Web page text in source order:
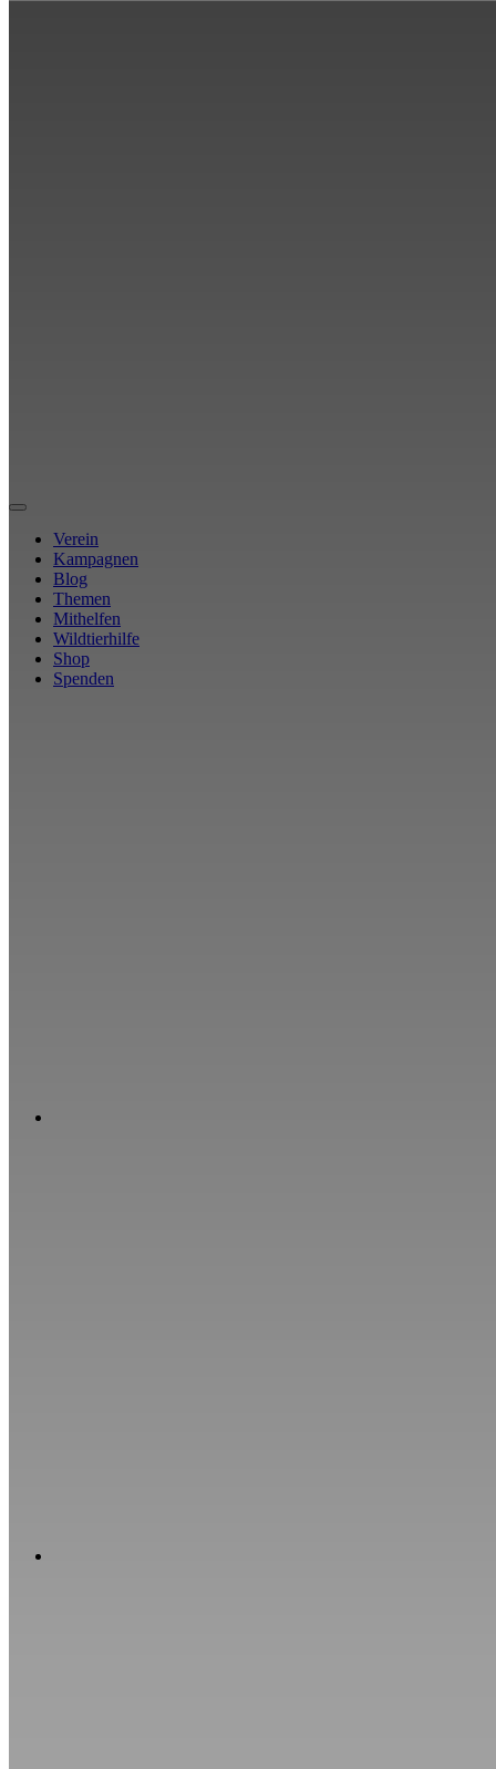
Verein
Kampagnen
Blog
Themen
Mithelfen
Wildtierhilfe
Shop
Spenden